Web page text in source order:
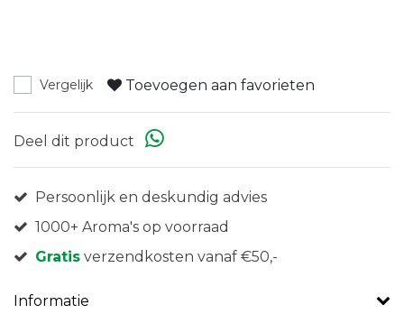
Vergelijk Toevoegen aan favorieten
Deel dit product
Persoonlijk en deskundig advies
1000+ Aroma's op voorraad
Gratis verzendkosten vanaf €50,-
Informatie